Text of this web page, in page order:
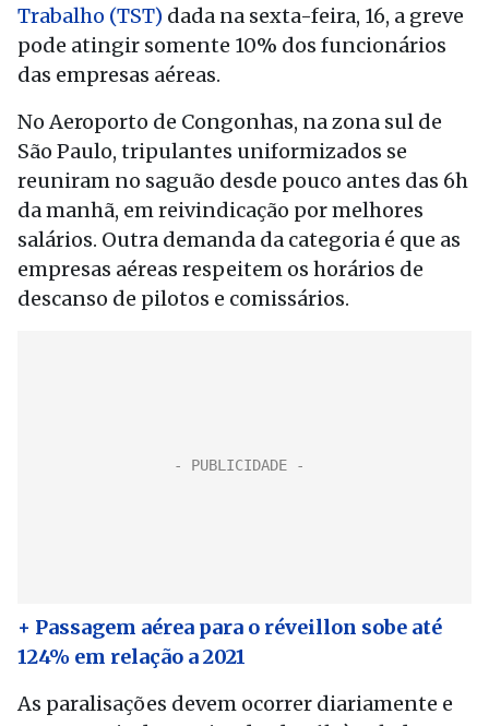
Trabalho (TST) dada na sexta-feira, 16, a greve
pode atingir somente 10% dos funcionários
das empresas aéreas.
No Aeroporto de Congonhas, na zona sul de
São Paulo, tripulantes uniformizados se
reuniram no saguão desde pouco antes das 6h
da manhã, em reivindicação por melhores
salários. Outra demanda da categoria é que as
empresas aéreas respeitem os horários de
descanso de pilotos e comissários.
+ Passagem aérea para o réveillon sobe até
124% em relação a 2021
As paralisações devem ocorrer diariamente e